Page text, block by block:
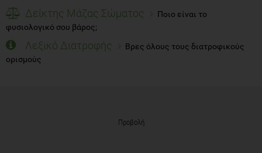
Δείκτης Μάζας Σώματος
Ποιο είναι το
φυσιολογικό σου βάρος;
Λεξικό Διατροφής
Βρες όλους τους διατροφικούς
ορισμούς
Προβολή